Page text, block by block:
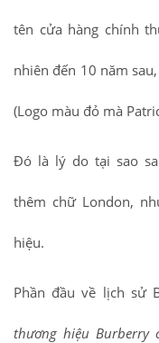
tên cửa hàng chính
nhiên đến 10 năm
(Logo màu đỏ mà
Đó là lý do tại sao
thêm chữ London,
hiệu.
Phần đầu về lịch sử
thương hiệu Burberry